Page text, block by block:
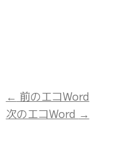
← 前のエコWord
次のエコWord →